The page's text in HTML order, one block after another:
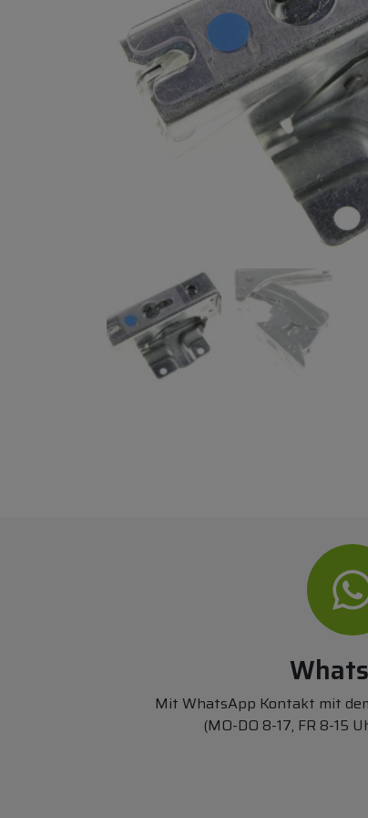
Mit WhatsApp Kontakt mit
(MO-DO 8-17, FR 8-15